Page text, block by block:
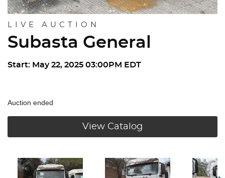
LIVE AUCTION
Subasta General
Start: May 22, 2025 03:00PM EDT
Auction ended
View Catalog